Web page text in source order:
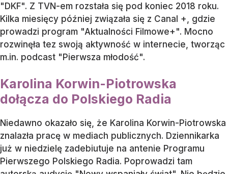
"DKF". Z TVN-em rozstała się pod koniec 2018 roku.
Kilka miesięcy później związała się z Canal +, gdzie
prowadzi program "Aktualności Filmowe+". Mocno
rozwinęła tez swoją aktywność w internecie, tworząc
m.in. podcast "Pierwsza młodość".
Karolina Korwin-Piotrowska
dołącza do Polskiego Radia
Niedawno okazało się, że Karolina Korwin-Piotrowska
znalazła pracę w mediach publicznych. Dziennikarka
już w niedzielę zadebiutuje na antenie Programu
Pierwszego Polskiego Radia. Poprowadzi tam